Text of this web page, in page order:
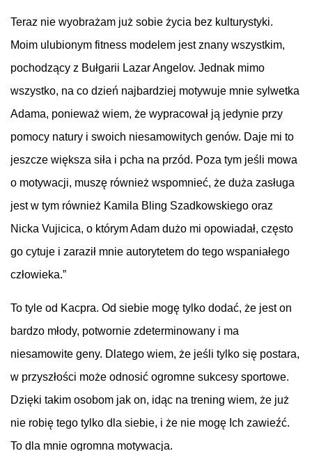
Teraz nie wyobrażam już sobie życia bez kulturystyki.
Moim ulubionym fitness modelem jest znany wszystkim,
pochodzący z Bułgarii Lazar Angelov. Jednak mimo
wszystko, na co dzień najbardziej motywuje mnie sylwetka
Adama, ponieważ wiem, że wypracował ją jedynie przy
pomocy natury i swoich niesamowitych genów. Daje mi to
jeszcze większa siła i pcha na przód. Poza tym jeśli mowa
o motywacji, muszę również wspomnieć, że duża zasługa
jest w tym również Kamila Bling Szadkowskiego oraz
Nicka Vujicica, o którym Adam dużo mi opowiadał, często
go cytuje i zaraził mnie autorytetem do tego wspaniałego
człowieka.”
To tyle od Kacpra. Od siebie mogę tylko dodać, że jest on
bardzo młody, potwornie zdeterminowany i ma
niesamowite geny. Dlatego wiem, że jeśli tylko się postara,
w przyszłości może odnosić ogromne sukcesy sportowe.
Dzięki takim osobom jak on, idąc na trening wiem, że już
nie robię tego tylko dla siebie, i że nie mogę Ich zawieźć.
To dla mnie ogromna motywacja.